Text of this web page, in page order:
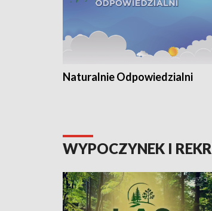
Naturalnie Odpowiedzialni
WYPOCZYNEK I